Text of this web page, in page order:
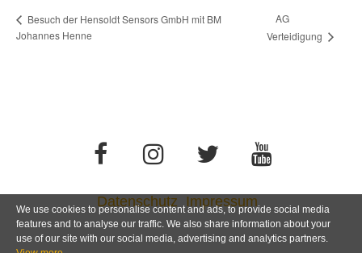
Besuch der Hensoldt Sensors GmbH mit BM
Johannes Henne
AG
Verteidigung
Datenschutz Impressum
We use cookies to personalise content and ads, to provide social media
features and to analyse our traffic. We also share information about your
use of our site with our social media, advertising and analytics partners.